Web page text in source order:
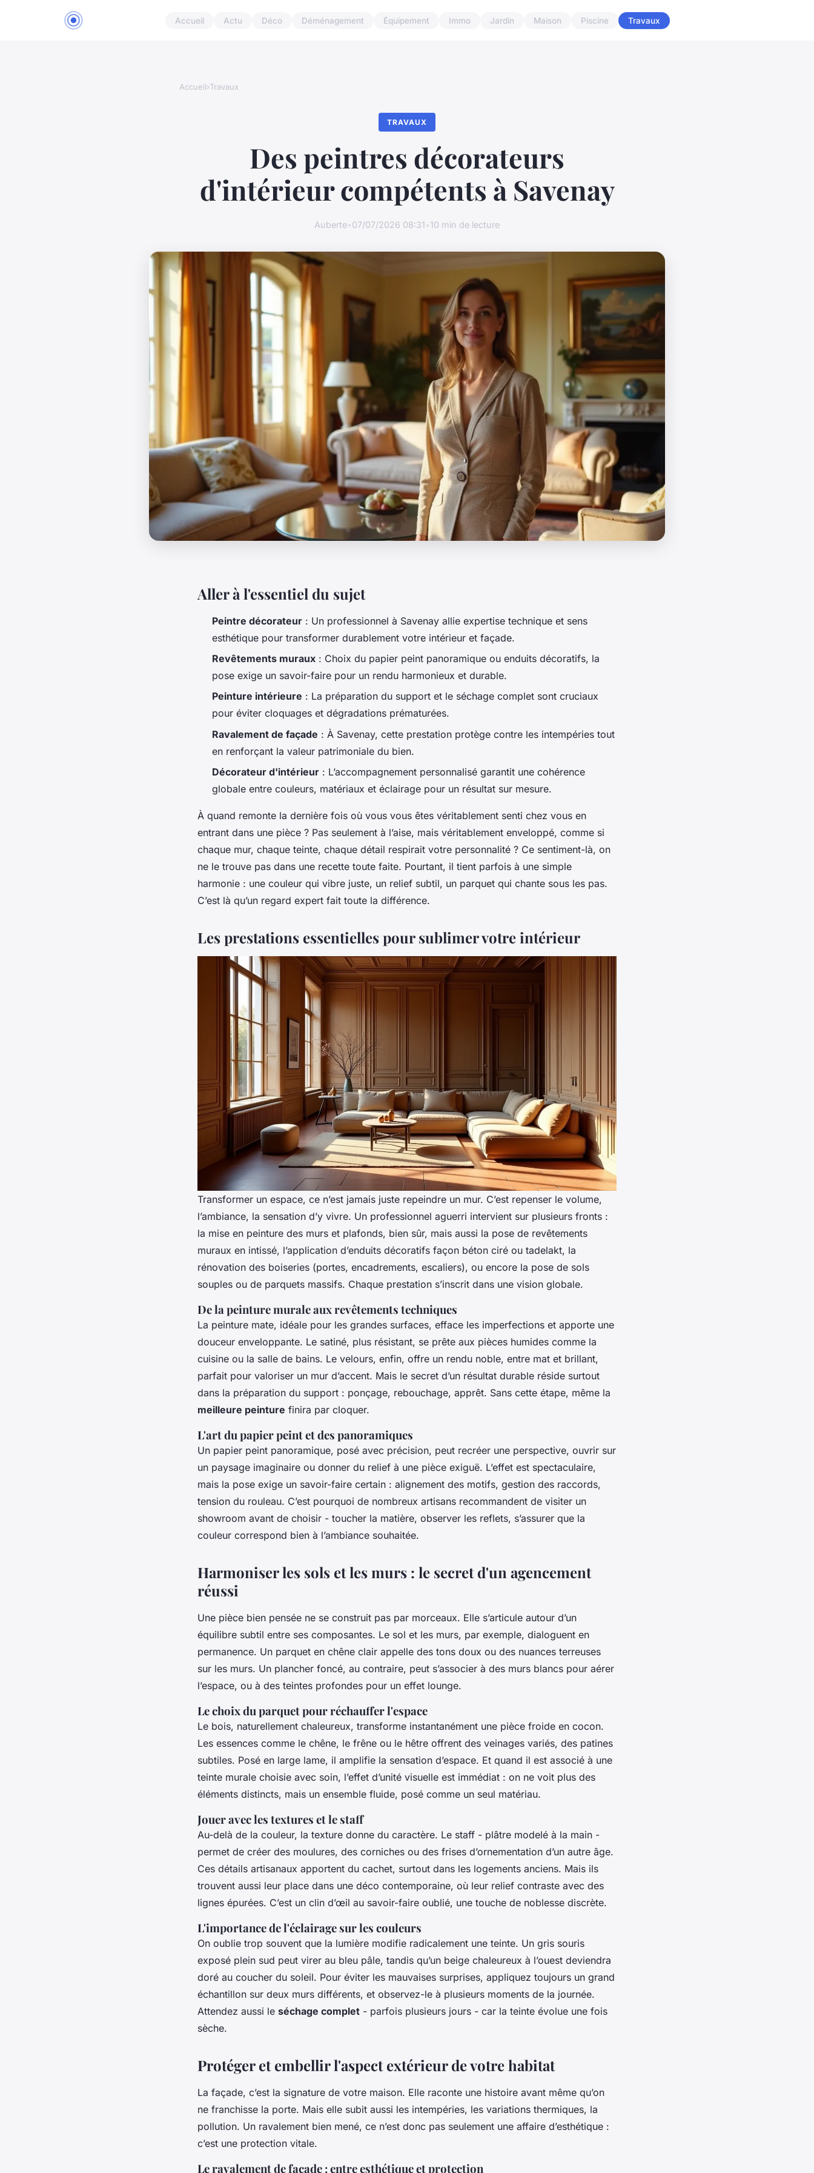
Accueil Actu Déco Déménagement Équipement Immo Jardin Maison Piscine Travaux
Accueil›Travaux
TRAVAUX
Des peintres décorateurs
d'intérieur compétents à Savenay
Auberte•07/07/2026 08:31•10 min de lecture
Aller à l'essentiel du sujet
Peintre décorateur : Un professionnel à Savenay allie expertise technique et sens
esthétique pour transformer durablement votre intérieur et façade.
Revêtements muraux : Choix du papier peint panoramique ou enduits décoratifs, la
pose exige un savoir-faire pour un rendu harmonieux et durable.
Peinture intérieure : La préparation du support et le séchage complet sont cruciaux
pour éviter cloquages et dégradations prématurées.
Ravalement de façade : À Savenay, cette prestation protège contre les intempéries tout
en renforçant la valeur patrimoniale du bien.
Décorateur d'intérieur : L’accompagnement personnalisé garantit une cohérence
globale entre couleurs, matériaux et éclairage pour un résultat sur mesure.
À quand remonte la dernière fois où vous vous êtes véritablement senti chez vous en
entrant dans une pièce ? Pas seulement à l’aise, mais véritablement enveloppé, comme si
chaque mur, chaque teinte, chaque détail respirait votre personnalité ? Ce sentiment-là, on
ne le trouve pas dans une recette toute faite. Pourtant, il tient parfois à une simple
harmonie : une couleur qui vibre juste, un relief subtil, un parquet qui chante sous les pas.
C’est là qu’un regard expert fait toute la différence.
Les prestations essentielles pour sublimer votre intérieur
Transformer un espace, ce n’est jamais juste repeindre un mur. C’est repenser le volume,
l’ambiance, la sensation d’y vivre. Un professionnel aguerri intervient sur plusieurs fronts :
la mise en peinture des murs et plafonds, bien sûr, mais aussi la pose de revêtements
muraux en intissé, l’application d’enduits décoratifs façon béton ciré ou tadelakt, la
rénovation des boiseries (portes, encadrements, escaliers), ou encore la pose de sols
souples ou de parquets massifs. Chaque prestation s’inscrit dans une vision globale.
De la peinture murale aux revêtements techniques
La peinture mate, idéale pour les grandes surfaces, efface les imperfections et apporte une
douceur enveloppante. Le satiné, plus résistant, se prête aux pièces humides comme la
cuisine ou la salle de bains. Le velours, enfin, offre un rendu noble, entre mat et brillant,
parfait pour valoriser un mur d’accent. Mais le secret d’un résultat durable réside surtout
dans la préparation du support : ponçage, rebouchage, apprêt. Sans cette étape, même la
meilleure peinture finira par cloquer.
L'art du papier peint et des panoramiques
Un papier peint panoramique, posé avec précision, peut recréer une perspective, ouvrir sur
un paysage imaginaire ou donner du relief à une pièce exiguë. L’effet est spectaculaire,
mais la pose exige un savoir-faire certain : alignement des motifs, gestion des raccords,
tension du rouleau. C’est pourquoi de nombreux artisans recommandent de visiter un
showroom avant de choisir - toucher la matière, observer les reflets, s’assurer que la
couleur correspond bien à l’ambiance souhaitée.
Harmoniser les sols et les murs : le secret d'un agencement
réussi
Une pièce bien pensée ne se construit pas par morceaux. Elle s’articule autour d’un
équilibre subtil entre ses composantes. Le sol et les murs, par exemple, dialoguent en
permanence. Un parquet en chêne clair appelle des tons doux ou des nuances terreuses
sur les murs. Un plancher foncé, au contraire, peut s’associer à des murs blancs pour aérer
l’espace, ou à des teintes profondes pour un effet lounge.
Le choix du parquet pour réchauffer l'espace
Le bois, naturellement chaleureux, transforme instantanément une pièce froide en cocon.
Les essences comme le chêne, le frêne ou le hêtre offrent des veinages variés, des patines
subtiles. Posé en large lame, il amplifie la sensation d’espace. Et quand il est associé à une
teinte murale choisie avec soin, l’effet d’unité visuelle est immédiat : on ne voit plus des
éléments distincts, mais un ensemble fluide, posé comme un seul matériau.
Jouer avec les textures et le staff
Au-delà de la couleur, la texture donne du caractère. Le staff - plâtre modelé à la main -
permet de créer des moulures, des corniches ou des frises d’ornementation d’un autre âge.
Ces détails artisanaux apportent du cachet, surtout dans les logements anciens. Mais ils
trouvent aussi leur place dans une déco contemporaine, où leur relief contraste avec des
lignes épurées. C’est un clin d’œil au savoir-faire oublié, une touche de noblesse discrète.
L'importance de l'éclairage sur les couleurs
On oublie trop souvent que la lumière modifie radicalement une teinte. Un gris souris
exposé plein sud peut virer au bleu pâle, tandis qu’un beige chaleureux à l’ouest deviendra
doré au coucher du soleil. Pour éviter les mauvaises surprises, appliquez toujours un grand
échantillon sur deux murs différents, et observez-le à plusieurs moments de la journée.
Attendez aussi le séchage complet - parfois plusieurs jours - car la teinte évolue une fois
sèche.
Protéger et embellir l'aspect extérieur de votre habitat
La façade, c’est la signature de votre maison. Elle raconte une histoire avant même qu’on
ne franchisse la porte. Mais elle subit aussi les intempéries, les variations thermiques, la
pollution. Un ravalement bien mené, ce n’est donc pas seulement une affaire d’esthétique :
c’est une protection vitale.
Le ravalement de façade : entre esthétique et protection